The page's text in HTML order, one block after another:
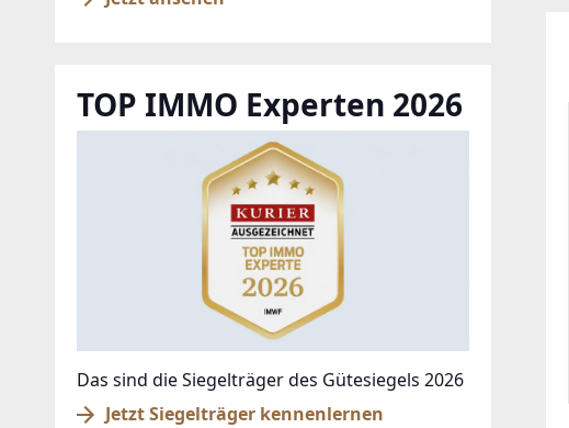
TOP IMMO Experten 2026
Das sind die Siegelträger des Gütesiegels 2026
Jetzt Siegelträger kennenlernen